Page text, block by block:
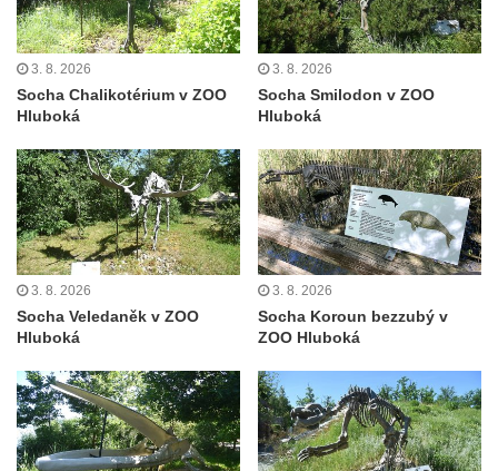
Pamětní deska Johanna Nepomuka
Fischera na domě čp. 5/16 na třídě 9.
května v Rumburku
Pamětní deska Johanna Neumanna
Obrázek svatého Huberta na buku svatého
Huberta
Obrázek svatého Jakuba na skále u cesty
východně od Srbské Kamenice
Busta Jana Amose Komenského na domě
čp. 37 v Račicích
Československé armády v Teplicích
Socha Medvídě v Tierpark Chemnitz
Sochy Ležící žena v Tierpark Chemnitz
3. 8. 2026
Socha Chalikotérium v ZOO
Hluboká
3. 8. 2026
Socha Smilodon v ZOO
Hluboká
3. 8. 2026
Socha Veledaněk v ZOO
Hluboká
3. 8. 2026
Socha Koroun bezzubý v
ZOO Hluboká